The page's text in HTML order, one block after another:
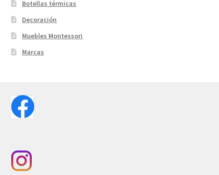
Botellas térmicas
Decoración
Muebles Montessori
Marcas